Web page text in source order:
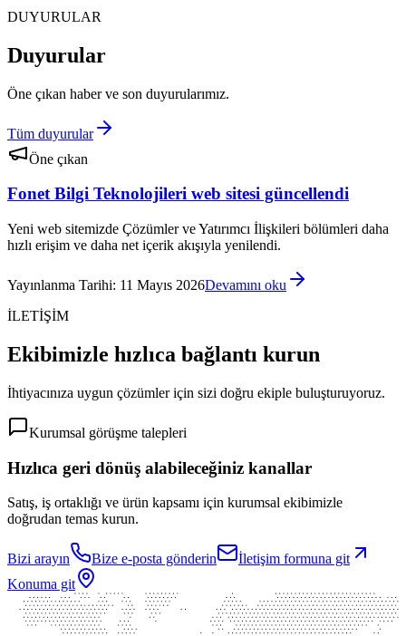
DUYURULAR
Duyurular
Öne çıkan haber ve son duyurularımız.
Tüm duyurular
Öne çıkan
Fonet Bilgi Teknolojileri web sitesi güncellendi
Yeni web sitemizde Çözümler ve Yatırımcı İlişkileri bölümleri daha
hızlı erişim ve daha net içerik akışıyla yenilendi.
Yayınlanma Tarihi: 11 Mayıs 2026Devamını oku
İLETİŞİM
Ekibimizle hızlıca bağlantı kurun
İhtiyacınıza uygun çözümler için sizi doğru ekiple buluşturuyoruz.
Kurumsal görüşme talepleri
Hızlıca geri dönüş alabileceğiniz kanallar
Satış, iş ortaklığı ve ürün kapsamı için kurumsal ekibimizle
doğrudan temas kurun.
Bizi arayın Bize e-posta gönderin
İletişim formuna git
Konuma git